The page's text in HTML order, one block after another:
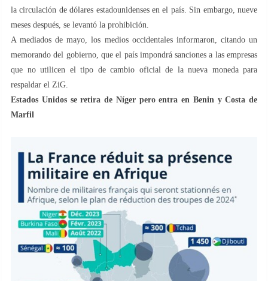
la circulación de dólares estadounidenses en el país. Sin embargo, nueve
meses después, se levantó la prohibición.
A mediados de mayo, los medios occidentales informaron, citando un
memorando del gobierno, que el país impondrá sanciones a las empresas
que no utilicen el tipo de cambio oficial de la nueva moneda para
respaldar el ZiG.
Estados Unidos se retira de Níger pero entra en Benin y Costa de
Marfil